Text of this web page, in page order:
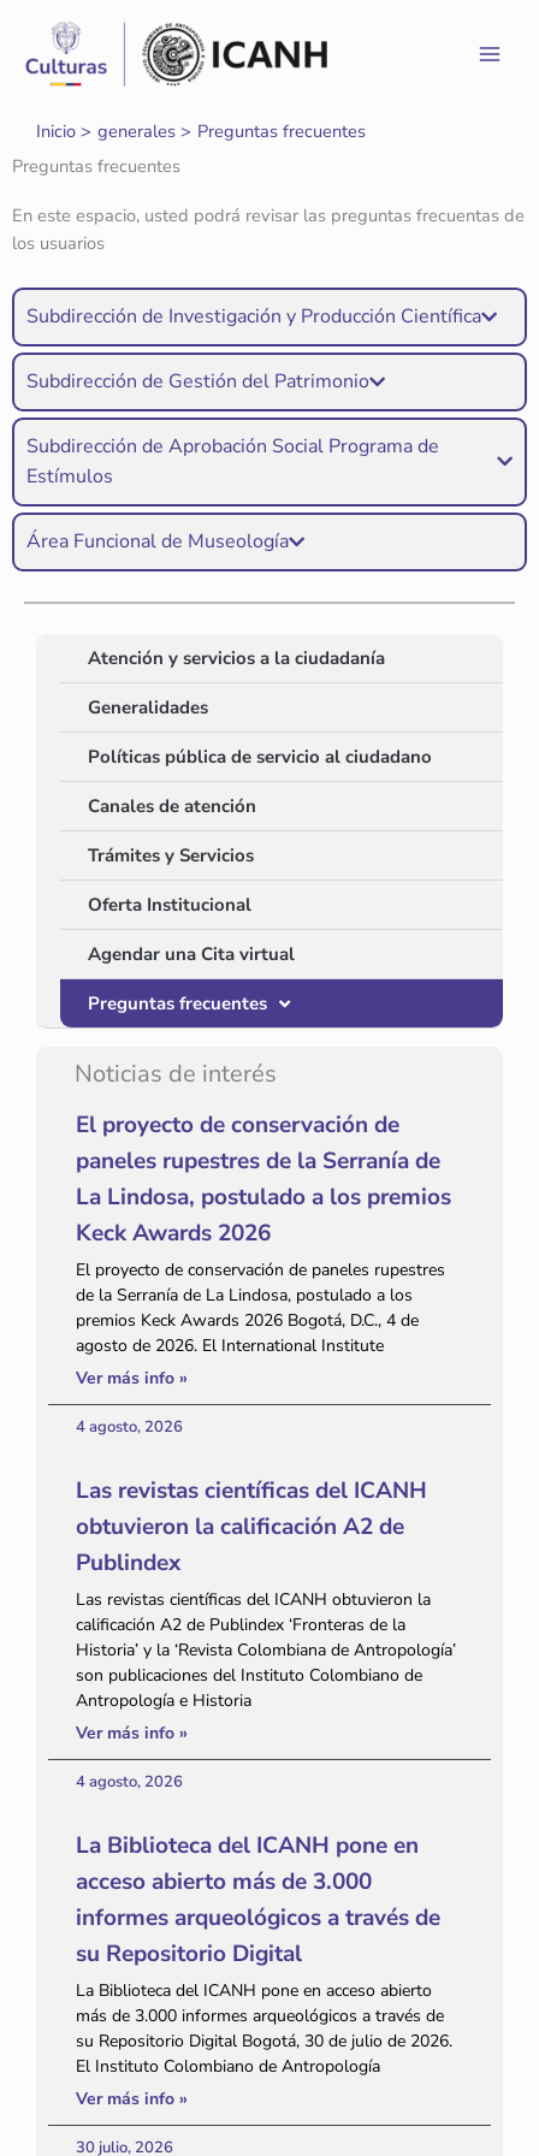
contenido
Inicio generales
Preguntas frecuentes
Preguntas frecuentes
En este espacio, usted podrá revisar las preguntas frecuentas de
los usuarios
Atención y servicios a la ciudadanía
Generalidades
Políticas pública de servicio al ciudadano
Canales de atención
Trámites y Servicios
Oferta Institucional
Agendar una Cita virtual
Preguntas frecuentes
Noticias de interés
El proyecto de conservación de
paneles rupestres de la Serranía de
La Lindosa, postulado a los premios
Keck Awards 2026
El proyecto de conservación de paneles rupestres
de la Serranía de La Lindosa, postulado a los
premios Keck Awards 2026 Bogotá, D.C., 4 de
agosto de 2026. El International Institute
Ver más info »
4 agosto, 2026
Las revistas científicas del ICANH
obtuvieron la calificación A2 de
Publindex
Las revistas científicas del ICANH obtuvieron la
calificación A2 de Publindex ‘Fronteras de la
Historia’ y la ‘Revista Colombiana de Antropología’
son publicaciones del Instituto Colombiano de
Antropología e Historia
Ver más info »
4 agosto, 2026
La Biblioteca del ICANH pone en
acceso abierto más de 3.000
informes arqueológicos a través de
su Repositorio Digital
La Biblioteca del ICANH pone en acceso abierto
más de 3.000 informes arqueológicos a través de
su Repositorio Digital Bogotá, 30 de julio de 2026.
El Instituto Colombiano de Antropología
Ver más info »
30 julio, 2026
Subdirección de Investigación y Producción Científica
Subdirección de Gestión del Patrimonio
Subdirección de Aprobación Social Programa de
Estímulos
Área Funcional de Museología